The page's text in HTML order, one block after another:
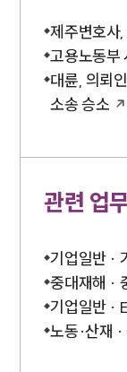
제주변호사
고용노동부
대륜, 의뢰
소송 승소
관련 업
기업일반 ·
중대재해 ·
기업일반 ·
노동·산재